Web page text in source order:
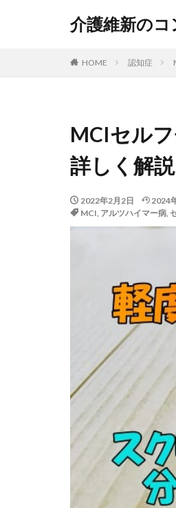
介護維新の
HOME 認知症
MCIセル
詳しく解説
2022年2月2日 2024
MCI, アルツハイマー病,